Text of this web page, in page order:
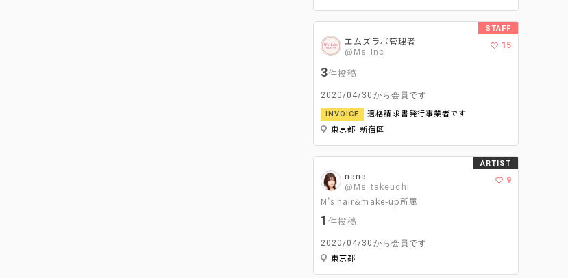
エムズラボ管理者
@Ms_Inc
15
3件投稿
2020/04/30から会員です
INVOICE
適格請求書発行事業者です
東京都 新宿区
STAFF
nana
@Ms_takeuchi
9
M’s hair&make-up所属
1件投稿
2020/04/30から会員です
東京都
ARTIST